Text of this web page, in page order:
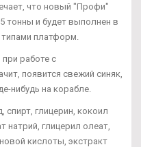
что новый "Профи"
тонны и будет выполнен в
платформ.
работе с
появится свежий синяк,
нибудь на корабле.
глицерин, кокоил
натрий, глицерил олеат,
кислоты, экстракт